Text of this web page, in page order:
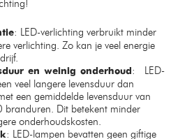
: LED-verlichting verbruikt minder
verlichting. Zo kan je veel energie
en weinig onderhoud : LED-
veel langere levensduur dan
een gemiddelde levensduur van
branduren. Dit betekent minder
onderhoudskosten.
: LED-lampen bevatten geen giftige